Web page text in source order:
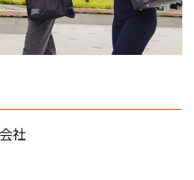
社